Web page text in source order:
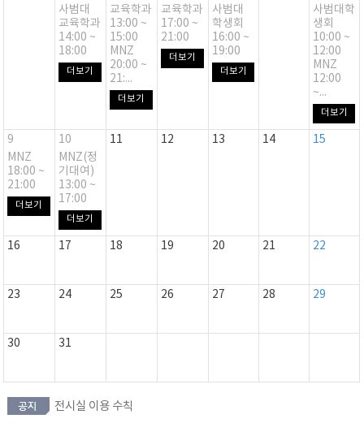
사범대
교육학과
14:00 ~
18:00
더보기
교육학과
13:00 ~
15:00
MNZ
20:00 ~
21:...
더보기
교육학과
17:00 ~
21:00
더보기
사범대
학생회
16:00 ~
19:00
더보기
사범대학
생회
10:00 ~
12:00
MNZ
12:00
~...
더보기
9
MNZ
18:00 ~
21:00
더보기
10
MNZ(정
기대여)
13:00 ~
17:00
더보기
11 12 13 14 15
16 17 18 19 20 21 22
23 24 25 26 27 28 29
30 31
전시실 이용 수칙